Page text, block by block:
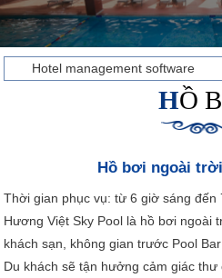
Hotel management software
HỒ
Hồ bơi ngoài
Thời gian phục vụ: từ 6 giờ sáng đến
Hương Việt Sky Pool là hồ bơi ngoài
khách sạn, không gian trước Pool
Du khách sẽ tận hưởng cảm giác